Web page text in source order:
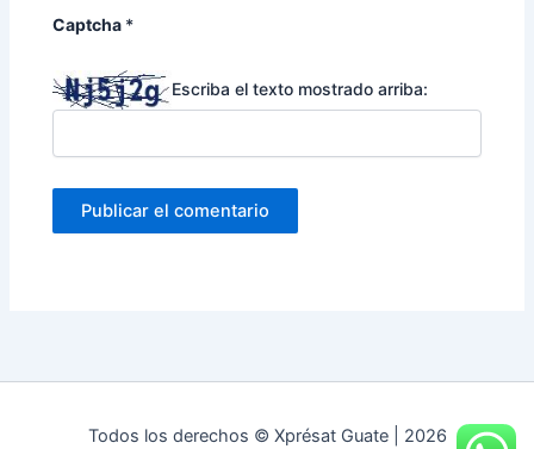
Captcha *
Escriba el texto mostrado arriba:
Todos los derechos © Xprésat Guate | 2026